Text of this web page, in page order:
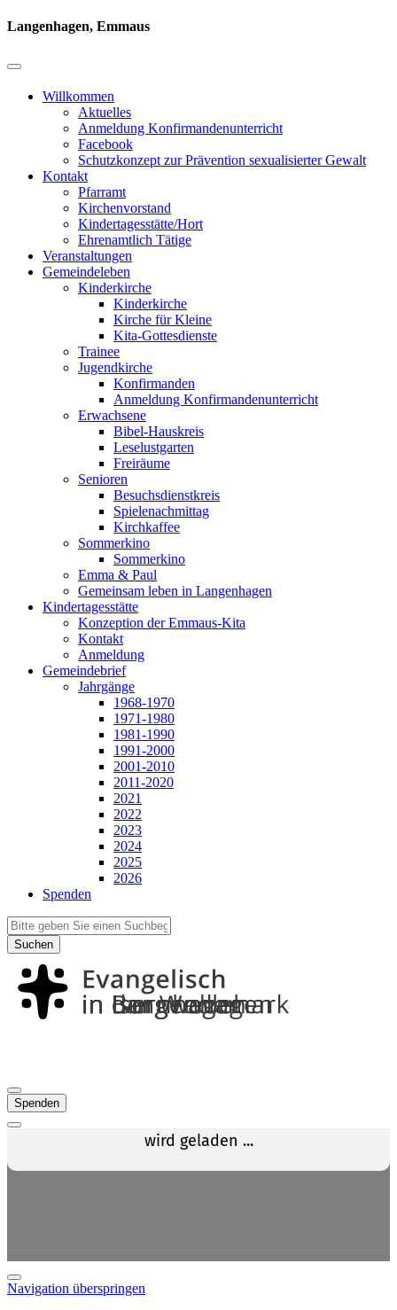
Langenhagen, Emmaus
Willkommen
Aktuelles
Anmeldung Konfirmandenunterricht
Facebook
Schutzkonzept zur Prävention sexualisierter Gewalt
Kontakt
Pfarramt
Kirchenvorstand
Kindertagesstätte/Hort
Ehrenamtlich Tätige
Veranstaltungen
Gemeindeleben
Kinderkirche
Kinderkirche
Kirche für Kleine
Kita-Gottesdienste
Trainee
Jugendkirche
Konfirmanden
Anmeldung Konfirmandenunterricht
Erwachsene
Bibel-Hauskreis
Leselustgarten
Freiräume
Senioren
Besuchsdienstkreis
Spielenachmittag
Kirchkaffee
Sommerkino
Sommerkino
Emma & Paul
Gemeinsam leben in Langenhagen
Kindertagesstätte
Konzeption der Emmaus-Kita
Kontakt
Anmeldung
Gemeindebrief
Jahrgänge
1968-1970
1971-1980
1981-1990
1991-2000
2001-2010
2011-2020
2021
2022
2023
2024
2025
2026
Spenden
Suchen
Spenden
Navigation überspringen